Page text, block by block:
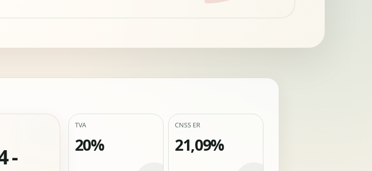
-
TVA
20%
CNSS ER
21,09%